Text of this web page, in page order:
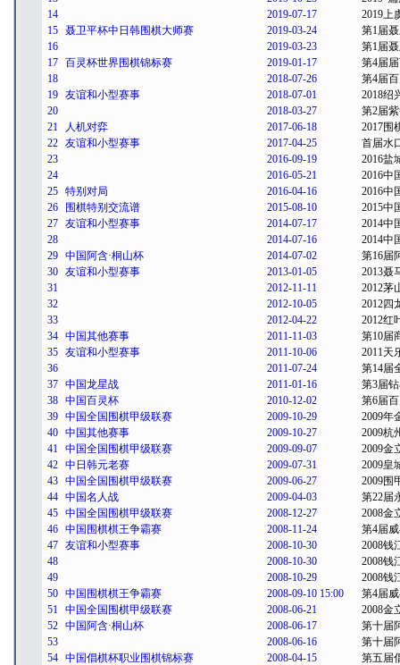
14
2019-07-17
2019上
15 聂卫平杯中日韩围棋大师赛 2019-03-24
第1届
16
2019-03-23
第1届
17 百灵杯世界围棋锦标赛 2019-01-17
第4届
18
2018-07-26
第4届
19 友谊和小型赛事 2018-07-01
2018绍
20
2018-03-27
第2届
21
人机对弈 2017-06-18
2017围
22 友谊和小型赛事 2017-04-25
首届水
23
2016-09-19
2016盐
24
2016-05-21
2016中
25 特别对局 2016-04-16
2016中
26
围棋特别交流谱 2015-08-10
2015中
27 友谊和小型赛事 2014-07-17
2014中
28
2014-07-16
2014中
29 中国阿含·桐山杯 2014-07-02
第16届
30 友谊和小型赛事 2013-01-05
2013聂
31
2012-11-11
2012茅
32
2012-10-05
2012四
33
2012-04-22
2012红
34 中国其他赛事 2011-11-03
第10届
35 友谊和小型赛事 2011-10-06
2011天
36
2011-07-24
第14届
37 中国龙星战 2011-01-16
第3届
38 中国百灵杯 2010-12-02
第6届
39 中国全国围棋甲级联赛 2009-10-29
2009年
40 中国其他赛事 2009-10-27
2009杭
41 中国全国围棋甲级联赛 2009-09-07
2009金
42 中日韩元老赛 2009-07-31
2009皇
43 中国全国围棋甲级联赛 2009-06-27
2009围
44 中国名人战 2009-04-03
第22届
45 中国全国围棋甲级联赛 2008-12-27
2008金
46 中国围棋棋王争霸赛 2008-11-24
第4届
47 友谊和小型赛事 2008-10-30
2008钱
48
2008-10-30
2008钱
49
2008-10-29
2008钱
50 中国围棋棋王争霸赛 2008-09-10 15:00
第4届
51 中国全国围棋甲级联赛 2008-06-21
2008金
52 中国阿含·桐山杯 2008-06-17
第十届
53
2008-06-16
第十届
54 中国倡棋杯职业围棋锦标赛 2008-04-15
第五届